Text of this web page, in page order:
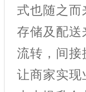
式也随之
存储及配
流转，间
让商家实